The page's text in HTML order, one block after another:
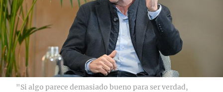
"Si algo parece demasiado bueno para ser verdad,